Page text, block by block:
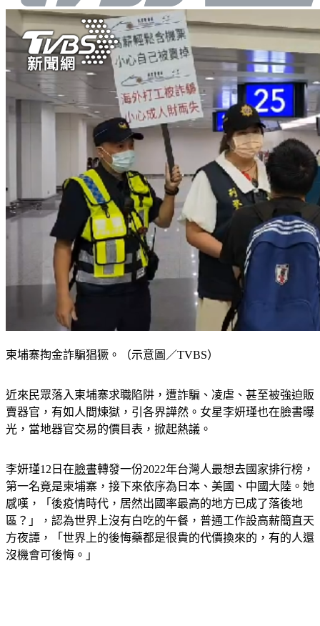
近來民眾落入柬埔寨求職陷阱，遭詐騙、凌虐、甚至被強迫販
賣器官，有如人間煉獄，引各界譁然。女星李妍瑾也在臉書曝
李妍瑾12日在臉書 轉發一份2022年台灣人最想去國家排行榜，
第一名竟是柬埔寨，接下來依序為日本、美國、中國大陸。她
感嘆，「後疫情時代，居然出國率最高的地方已成了落後地
區？」，認為世界上沒有白吃的午餐，普通工作設高薪簡直天
方夜譚，「世界上的後悔藥都是很貴的代價換來的，有的人還